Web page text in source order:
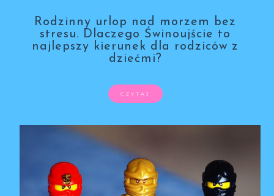
Rodzinny urlop nad morzem bez
stresu. Dlaczego Świnoujście to
najlepszy kierunek dla rodziców z
dziećmi?
CZYTAJ